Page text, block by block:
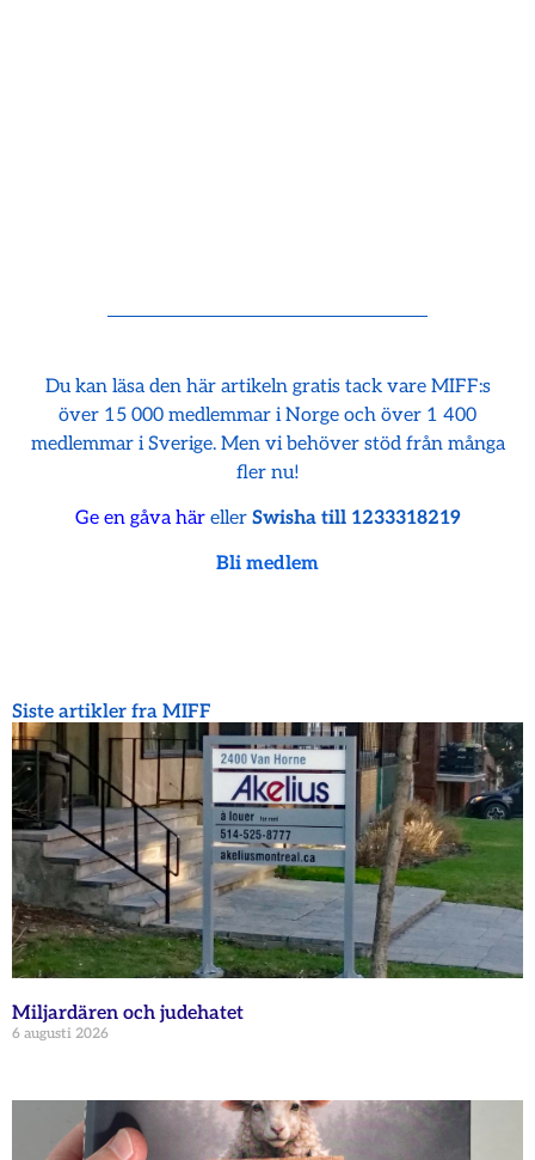
Du kan läsa den här artikeln gratis tack vare MIFF:s
över 15 000 medlemmar i Norge och över 1 400
medlemmar i Sverige. Men vi behöver stöd från många
fler nu!
Ge en gåva häreller Swisha till 1233318219
Bli medlem
Siste artikler fra MIFF
Miljardären och judehatet
6 augusti 2026